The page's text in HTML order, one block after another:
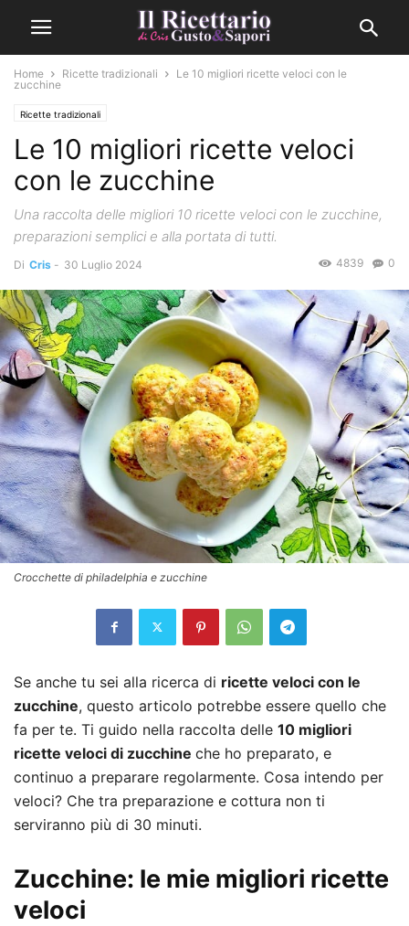
Home Ricette tradizionali
Le 10 migliori ricette veloci con le
zucchine
Ricette tradizionali
Le 10 migliori ricette veloci
con le zucchine
Una raccolta delle migliori 10 ricette veloci con le zucchine,
preparazioni semplici e alla portata di tutti.
Di Cris - 30 Luglio 2024 0
4839
Crocchette di philadelphia e zucchine
Se anche tu sei alla ricerca di ricette veloci con le
zucchine, questo articolo potrebbe essere quello che
fa per te. Ti guido nella raccolta delle 10 migliori
ricette veloci di zucchine che ho preparato, e
continuo a preparare regolarmente. Cosa intendo per
veloci? Che tra preparazione e cottura non ti
serviranno più di 30 minuti.
Zucchine: le mie migliori ricette
veloci